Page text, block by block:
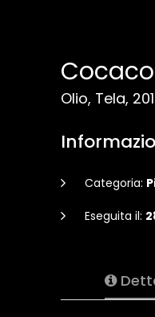
Olio, Tela,
Categoria:
Eseguita il: